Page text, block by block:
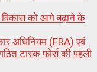
विकास को आगे बढ़ाने के
अधिनियम (FRA) एवं
टास्क फोर्स की पहली